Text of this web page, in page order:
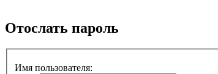
Отослать пароль
Имя пользователя: